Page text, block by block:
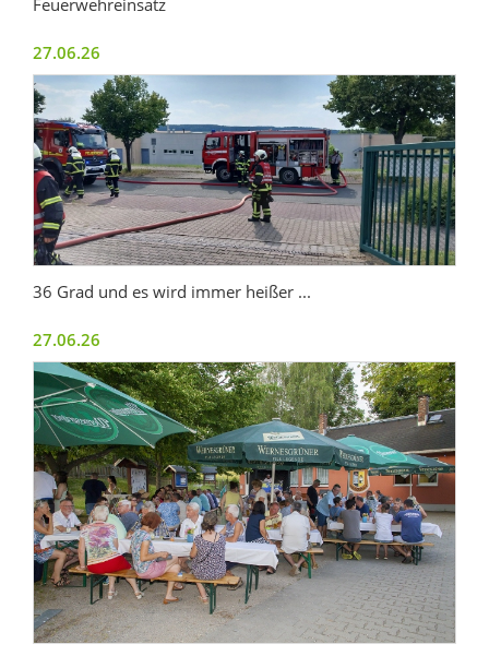
Feuerwehreinsatz
27.06.26
36 Grad und es wird immer heißer ...
27.06.26